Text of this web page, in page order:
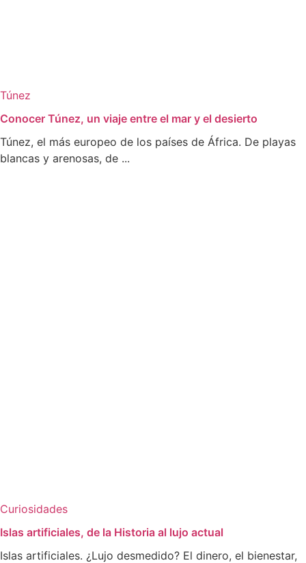
Túnez
Conocer Túnez, un viaje entre el mar y el desierto
Túnez, el más europeo de los países de África. De playas
blancas y arenosas, de ...
Curiosidades
Islas artificiales, de la Historia al lujo actual
Islas artificiales. ¿Lujo desmedido? El dinero, el bienestar,